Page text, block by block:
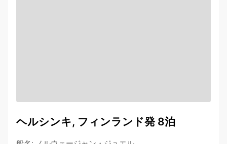
ヘルシンキ, フィンランド発 8泊